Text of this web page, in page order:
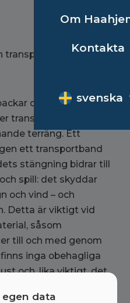
Om
Kontakta
svenska
transport av
och långa
transporterar
terräng. Ett
ett transportband
stängning bidrar till
spill: det skyddar
och vind – och
Detta är viktigt vid
såsom
till och med genom
inga obehagliga
och, lika viktigt, det
data